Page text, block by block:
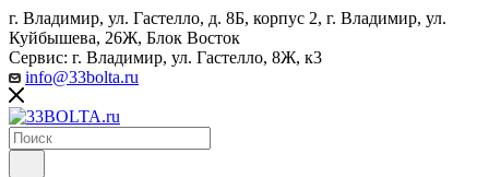
г. Владимир, ул. Гастелло, д. 8Б, корпус 2, г. Владимир, ул. ​
Куйбышева, 26Ж, Блок Восток
Сервис: г. Владимир, ул. Гастелло, 8Ж, к3
info@33bolta.ru